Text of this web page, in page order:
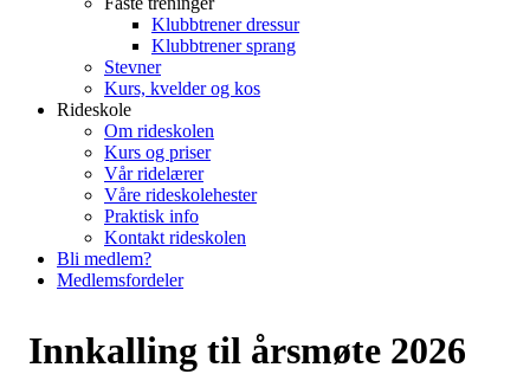
Klubbtrener dressur
Klubbtrener sprang
Stevner
Kurs, kvelder og kos
Rideskole
Om rideskolen
Kurs og priser
Vår ridelærer
Våre rideskolehester
Praktisk info
Kontakt rideskolen
Bli medlem?
Medlemsfordeler
Innkalling til årsmøte 2026